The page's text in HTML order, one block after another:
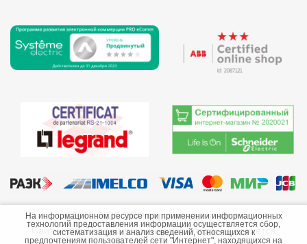
©2013-2026 ООО «Краснодарэлектро»
Сайт носит информационный характер и не является
На информационном ресурсе при применении информационных
технологий предоставления информации осуществляется сбор,
систематизация и анализ сведений, относящихся к
предпочтениям пользователей сети "Интернет", находящихся на